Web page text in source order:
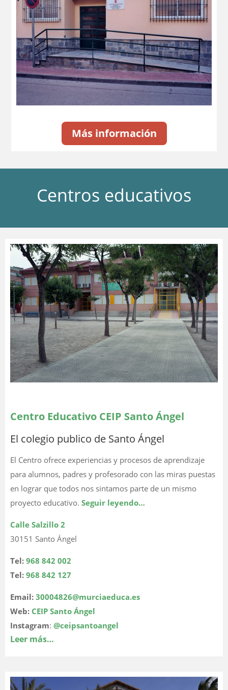
Más información
Centros educativos
Centro Educativo CEIP Santo Ángel
El colegio publico de Santo Ángel
El Centro ofrece experiencias y procesos de aprendizaje
para alumnos, padres y profesorado con las miras puestas
en lograr que todos nos sintamos parte de un mismo
proyecto educativo. Seguir leyendo…
Calle Salzillo 2
30151 Santo Ángel
Tel: 968 842 002
Tel: 968 842 127
Email: 30004826@murciaeduca.es
Web: CEIP Santo Ángel
Instagram: @ceipsantoangel
Leer más…